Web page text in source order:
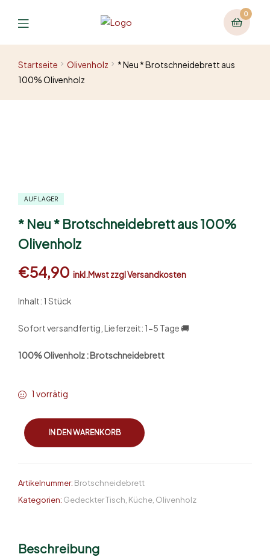
0
Startseite Olivenholz
* Neu * Brotschneidebrett aus
100% Olivenholz
AUF LAGER
* Neu * Brotschneidebrett aus 100%
Olivenholz
€54,90 inkl.Mwst zzgl Versandkosten
Inhalt: 1 Stück
Sofort versandfertig, Lieferzeit: 1-5 Tage 🚚
100% Olivenholz : Brotschneidebrett
1 vorrätig
IN DEN WARENKORB
Artikelnummer: Brotschneidebrett
Kategorien: Gedeckter Tisch, Küche, Olivenholz
Beschreibung